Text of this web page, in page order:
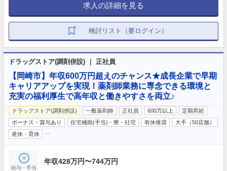
求人の詳細を見る
検討リスト（要ログイン）
ドラッグストア(調剤併設) ｜ 正社員
【岡崎市】年収600万円超えのチャンス★成長企業で早期
キャリアアップを実現！薬剤師業務に専念できる環境と
充実の福利厚生で高年収と働きやすさを両立♪
ドラッグストア(調剤併設) 一般薬剤師 正社員 600万以上
定期昇給
ボーナス・賞与あり
住宅補助(手当)・寮・社宅 有休推奨
大手（50店舗）
産休・育休
給与・手当
年収428万円〜744万円